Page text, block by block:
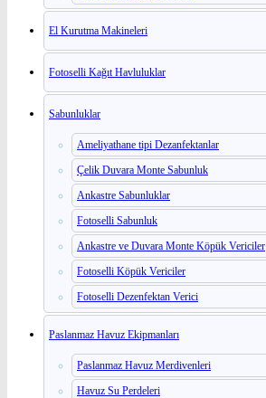
El Kurutma Makineleri
Fotoselli Kağıt Havluluklar
Sabunluklar
Ameliyathane tipi Dezanfektanlar
Çelik Duvara Monte Sabunluk
Ankastre Sabunluklar
Fotoselli Sabunluk
Ankastre ve Duvara Monte Köpük Vericiler
Fotoselli Köpük Vericiler
Fotoselli Dezenfektan Verici
Paslanmaz Havuz Ekipmanları
Paslanmaz Havuz Merdivenleri
Havuz Su Perdeleri